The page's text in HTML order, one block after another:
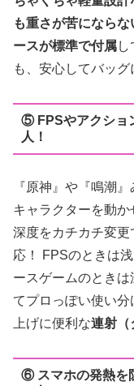
も重さが苦になら
ースが標準で付属
も、安心してバッ
⑤ FPSやアクショ
人！
『原神』や『鳴潮
キャラクターを動
深度をカチカチ変
応！ FPSのときは
ースゲームのとき
てプロっぽい使い
上げに便利な連射（
⑥ スマホの発熱を